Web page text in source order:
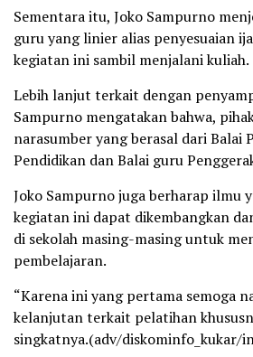
Sementara itu, Joko Sampurno
guru yang linier alias penyesuaian
kegiatan ini sambil menjalani kuliah.
Lebih lanjut terkait dengan
Sampurno mengatakan bahwa,
narasumber yang berasal dari Balai
Pendidikan dan Balai guru
Joko Sampurno juga berharap ilmu
kegiatan ini dapat dikembangkan
di sekolah masing-masing untuk
pembelajaran.
“Karena ini yang pertama semoga
kelanjutan terkait pelatihan
singkatnya.(adv/diskominfo_kukar/